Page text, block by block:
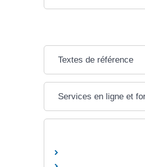
Textes de référence
Services en ligne et